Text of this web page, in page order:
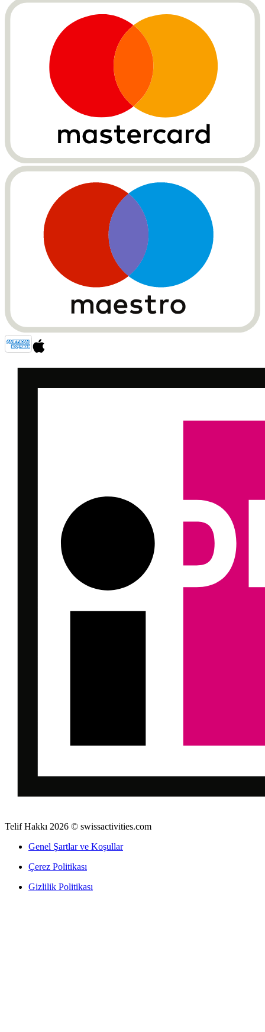
Telif Hakkı 2026 © swissactivities.com
Genel Şartlar ve Koşullar
Çerez Politikası
Gizlilik Politikası